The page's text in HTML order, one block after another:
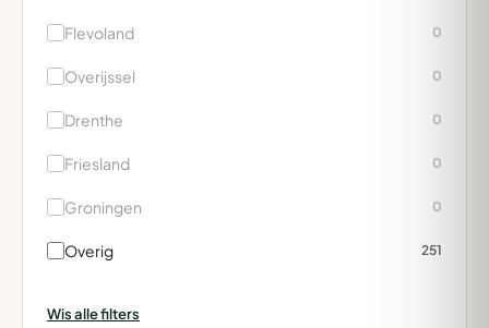
Flevoland 0
Overijssel 0
Drenthe 0
Friesland 0
Groningen 0
Overig 251
Wis alle filters